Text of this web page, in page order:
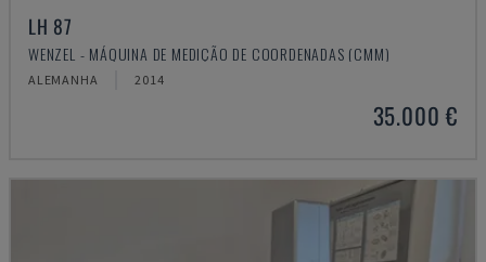
LH 87
WENZEL - MÁQUINA DE MEDIÇÃO DE COORDENADAS (CMM)
ALEMANHA 2014
35.000 €